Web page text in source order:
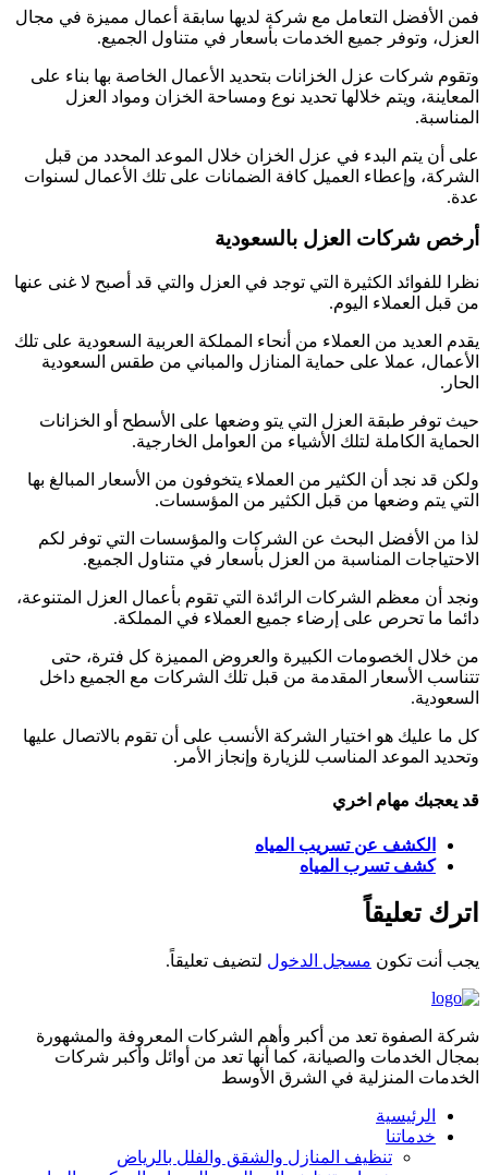
فمن الأفضل التعامل مع شركة لديها سابقة أعمال مميزة في مجال
العزل، وتوفر جميع الخدمات بأسعار في متناول الجميع.
وتقوم شركات عزل الخزانات بتحديد الأعمال الخاصة بها بناء على
المعاينة، ويتم خلالها تحديد نوع ومساحة الخزان ومواد العزل
المناسبة.
على أن يتم البدء في عزل الخزان خلال الموعد المحدد من قبل
الشركة، وإعطاء العميل كافة الضمانات على تلك الأعمال لسنوات
عدة.
أرخص شركات العزل بالسعودية
نظرا للفوائد الكثيرة التي توجد في العزل والتي قد أصبح لا غنى عنها
من قبل العملاء اليوم.
يقدم العديد من العملاء من أنحاء المملكة العربية السعودية على تلك
الأعمال، عملا على حماية المنازل والمباني من طقس السعودية
الحار.
حيث توفر طبقة العزل التي يتو وضعها على الأسطح أو الخزانات
الحماية الكاملة لتلك الأشياء من العوامل الخارجية.
ولكن قد نجد أن الكثير من العملاء يتخوفون من الأسعار المبالغ بها
التي يتم وضعها من قبل الكثير من المؤسسات.
لذا من الأفضل البحث عن الشركات والمؤسسات التي توفر لكم
الاحتياجات المناسبة من العزل بأسعار في متناول الجميع.
ونجد أن معظم الشركات الرائدة التي تقوم بأعمال العزل المتنوعة،
دائما ما تحرص على إرضاء جميع العملاء في المملكة.
من خلال الخصومات الكبيرة والعروض المميزة كل فترة، حتى
تتناسب الأسعار المقدمة من قبل تلك الشركات مع الجميع داخل
السعودية.
كل ما عليك هو اختيار الشركة الأنسب على أن تقوم بالاتصال عليها
وتحديد الموعد المناسب للزيارة وإنجاز الأمر.
قد يعجبك مهام اخري
الكشف عن تسريب المياه
كشف تسرب المياه
اترك تعليقاً
يجب أنت تكون مسجل الدخول لتضيف تعليقاً.
شركة الصفوة تعد من أكبر وأهم الشركات المعروفة والمشهورة
بمجال الخدمات والصيانة، كما أنها تعد من أوائل وأكبر شركات
الخدمات المنزلية في الشرق الأوسط
الرئيسية
خدماتنا
تنظيف المنازل والشقق والفلل بالرياض